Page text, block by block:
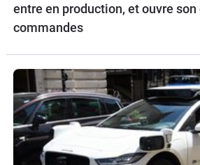
entre en production, et ouvre son
commandes